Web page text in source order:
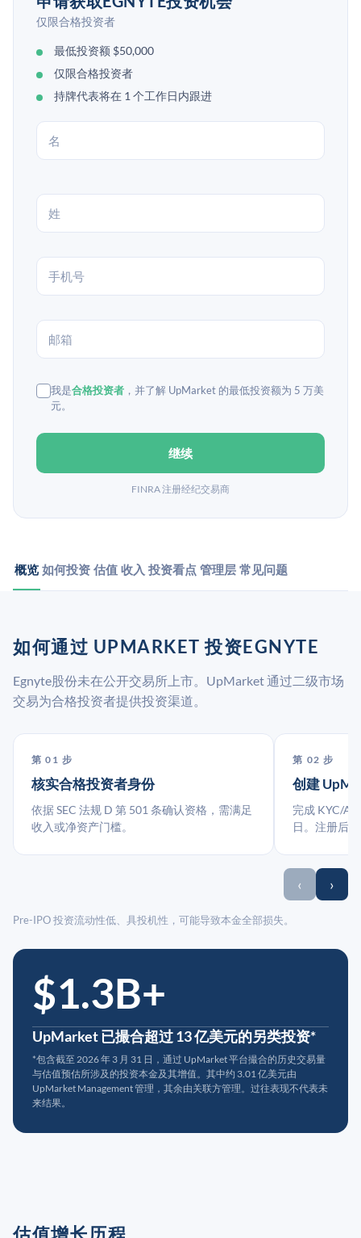
仅限合格投资者
最低投资额 $50,000
仅限合格投资者
持牌代表将在 1 个工作日内跟进
我是合格投资者 ，并了解 UpMarket 的最低投资额为 5 万美
元。
继续
FINRA 注册经纪交易商
概览 如何投资 估值 收入 投资看点 管理层 常见问题
如何通过 UPMARKET 投资EGNYTE
Egnyte股份未在公开交易所上市。UpMarket 通过二级市场
交易为合格投资者提供投资渠道。
第 01 步
核实合格投资者身份
依据 SEC 法规 D 第 501 条确认资格，需满足
收入或净资产门槛。
第 02 步
创建
完成 KYC/
日。注册后
‹ ›
Pre-IPO 投资流动性低、具投机性，可能导致本金全部损失。
$1.3B+
UpMarket 已撮合超过 13 亿美元的另类投资*
*包含截至 2026 年 3 月 31 日，通过 UpMarket 平台撮合的历史交易量
与估值预估所涉及的投资本金及其增值。其中约 3.01 亿美元由
UpMarket Management 管理，其余由关联方管理。过往表现不代表未
来结果。
估值增长历程